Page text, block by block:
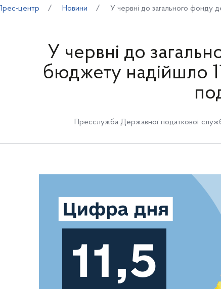
Прес-центр Новини У червні до загального фонду
У червні до
бюджету надійшло
Пресслужба Державної податкової